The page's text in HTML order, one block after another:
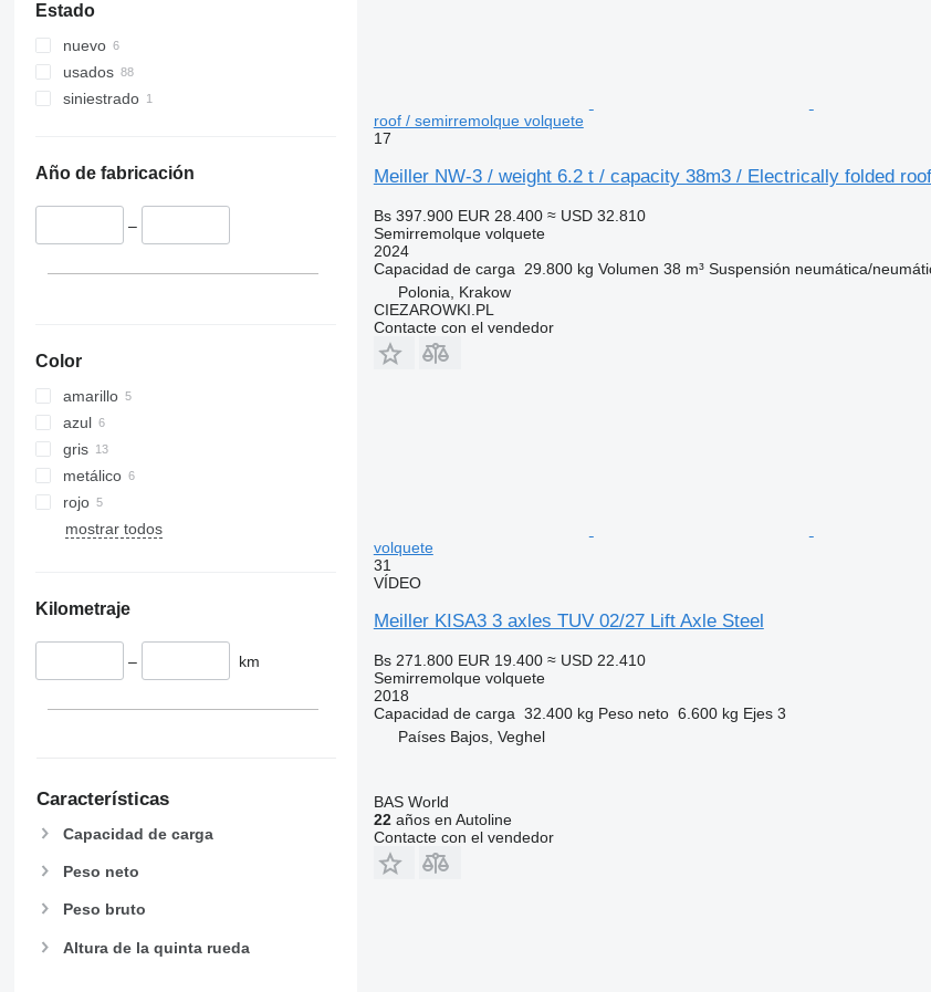
Estado
nuevo
usados
siniestrado
Año de fabricación
–
Color
amarillo
azul
gris
metálico
rojo
mostrar todos
Kilometraje
– km
Características
Capacidad de carga
Peso neto
Peso bruto
Altura de la quinta rueda
roof / semirremolque volquete
17
Meiller NW-3 / weight 6.2 t / capacity 38m3 / Electrically folded
Bs 397.900 EUR 28.400 ≈ USD 32.810
Semirremolque volquete
2024
Capacidad de carga
29.800 kg Volumen 38 m³ Suspensión neumática/
Polonia, Krakow
CIEZAROWKI.PL
Contacte con el vendedor
volquete
31
VÍDEO
Meiller KISA3 3 axles TUV 02/27 Lift Axle Steel
Bs 271.800 EUR 19.400 ≈ USD 22.410
Semirremolque volquete
2018
Capacidad de carga 32.400 kg Peso neto 6.600 kg Ejes 3
Países Bajos, Veghel
BAS World
22años en Autoline
Contacte con el vendedor